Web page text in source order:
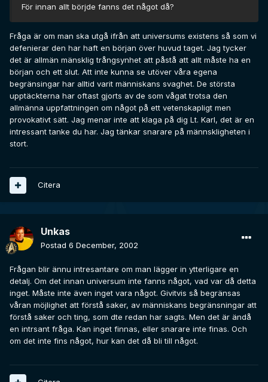
För innan allt börjde fanns det något då?
Fråga är om man ska utgå ifrån att universums existens så som vi
defenierar den har haft en början över huvud taget. Jag tycker
det är allmän mänsklig trångsynhet att påstå att allt måste ha en
början och ett slut. Att inte kunna se utöver våra egena
begränsingar har alltid varit människans svaghet. De största
upptäckterna har oftast gjorts av de som vågat trotsa den
allmänna uppfattningen om något på ett vetenskapligt men
provokativt sätt. Jag menar inte att klaga på dig Lt. Karl, det är en
intressant tanke du har. Jag tänkar snarare på männskligheten i
stort.
Citera
Unkas
Postad 6 December, 2002
Frågan blir ännu intresantare om man lägger in ytterligare en
detalj. Om det innan universum inte fanns något, vad var då detta
inget. Måste inte även inget vara något. Givitvis så begränsas
våran möjlighet att förstå saker, av människans begränsningar att
förstå saker och ting, som dte redan har sagts. Men det är ändå
en intrsant fråga. Kan inget finnas, eller snarare inte finas. Och
om det inte fins något, hur kan det då bli till något.